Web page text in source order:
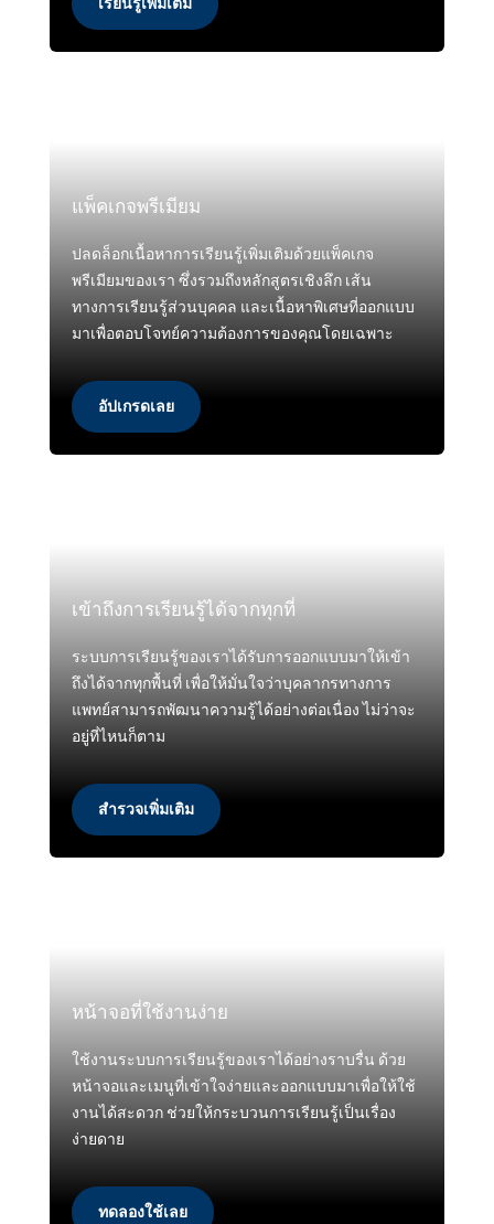
แพ็คเกจพรีเมียม
ปลดล็อกเนื้อหาการเรียนรู้เพิ่มเติมด้วยแพ็คเกจ
พรีเมียมของเรา ซึ่งรวมถึงหลักสูตรเชิงลึก เส้น
ทางการเรียนรู้ส่วนบุคคล และเนื้อหาพิเศษที่ออกแบบ
มาเพื่อตอบโจทย์ความต้องการของคุณโดยเฉพาะ
อัปเกรดเลย
เข้าถึงการเรียนรู้ได้จากทุกที่
ระบบการเรียนรู้ของเราได้รับการออกแบบมาให้เข้า
ถึงได้จากทุกพื้นที่ เพื่อให้มั่นใจว่าบุคลากรทางการ
แพทย์สามารถพัฒนาความรู้ได้อย่างต่อเนื่อง ไม่ว่าจะ
อยู่ที่ไหนก็ตาม
สำรวจเพิ่มเติม
หน้าจอที่ใช้งานง่าย
ใช้งานระบบการเรียนรู้ของเราได้อย่างราบรื่น ด้วย
หน้าจอและเมนูที่เข้าใจง่ายและออกแบบมาเพื่อให้ใช้
งานได้สะดวก ช่วยให้กระบวนการเรียนรู้เป็นเรื่อง
ง่ายดาย
ทดลองใช้เลย